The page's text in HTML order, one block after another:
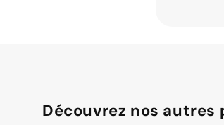
Découvrez nos